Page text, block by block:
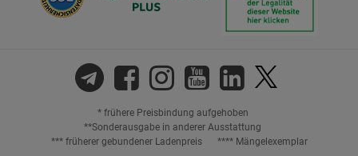
* frühere Preisbindung aufgehoben
**Sonderausgabe in anderer Ausstattung
*** früherer gebundener Ladenpreis
**** Mängelexemplar